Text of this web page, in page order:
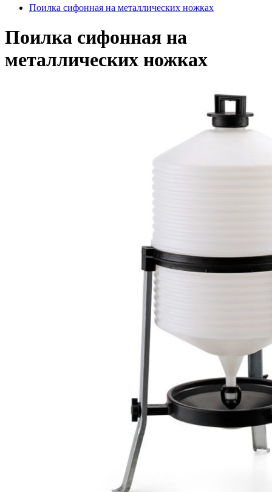
Поилка сифонная на металлических ножках
Поилка сифонная на
металлических ножках